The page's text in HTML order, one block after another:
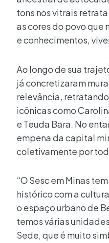
tons nos vitrais
as cores do povo que
e conhecimentos,
Ao longo de sua
já concretizaram
relevância,
icônicas como
e Teuda Bara. No
empena da capital
coletivamente por
“O Sesc em Minas
histórico com a
o espaço urbano de
temos várias
Sede, que é muito